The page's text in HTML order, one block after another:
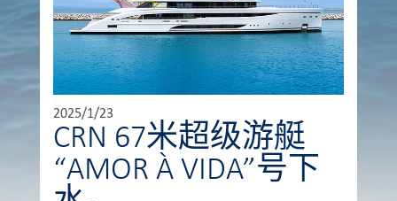
2025/1/23
CRN 67米超级游艇
“AMOR À VIDA”号下